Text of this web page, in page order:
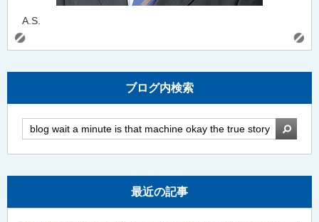
A.S.
ブログ内検索
検索
最近の記事